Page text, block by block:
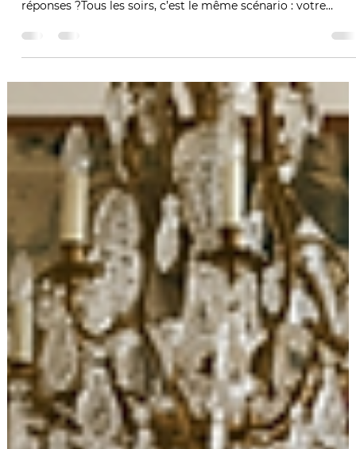
MON ENFANT DE DEUX ANS NE DORT PAS
Vos nuits ressemblent à un marathon sans fin ? Et si on
arrêtait de chercher le coupable pour trouver de vraies
réponses ?Tous les soirs, c’est le même scénario : votre
enfant de deux ans ne dort pas . La première coupable
désignée ? Vous, évidemment ! C’est tellement plus facile...
Pourtant, la solution ne se cache ni dans les contes de fées,
dans la culpabilité. Et si le secret de ses réveils nocturnes se
trouvait là où vous n'avez encore jamais regardé ?